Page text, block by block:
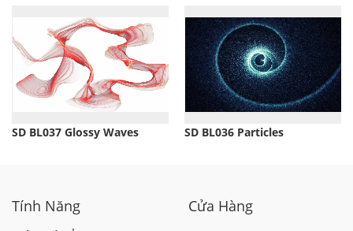
SD BL037 Glossy Waves SD BL036 Particles
Tính Năng Cửa Hàng